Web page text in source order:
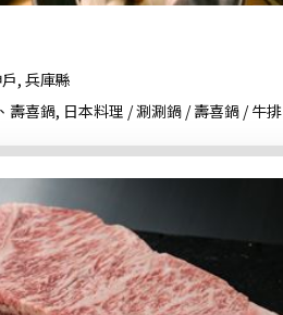
, 兵庫縣
壽喜鍋, 日本料理 / 涮涮鍋 / 壽喜鍋 / 牛排